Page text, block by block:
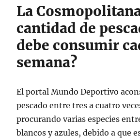
La
cantidad de
debe consumir
semana?
El portal Mundo Deportivo
pescado entre tres a cuatro
procurando varias especies
blancos y azules, debido a que